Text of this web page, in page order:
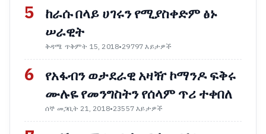
5
ከራሱ በላይ ሀገሩን የሚያስቀድም ፅኑ
ሠራዊት
ቅዳሜ ጥቅምት 15, 2018•29797 እይታዎች
6
የአፋብን ወታደራዊ አዛዥ ኮማንዶ ፍቅሩ
ሙሉዬ የመንግስትን የሰላም ጥሪ ተቀበለ
ሰኞ መጋቢት 21, 2018•23557 እይታዎች